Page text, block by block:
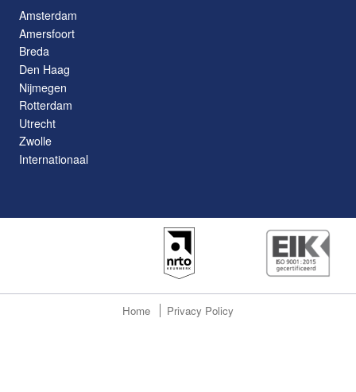
Amsterdam
Amersfoort
Breda
Den Haag
Nijmegen
Rotterdam
Utrecht
Zwolle
Internationaal
Home Privacy Policy